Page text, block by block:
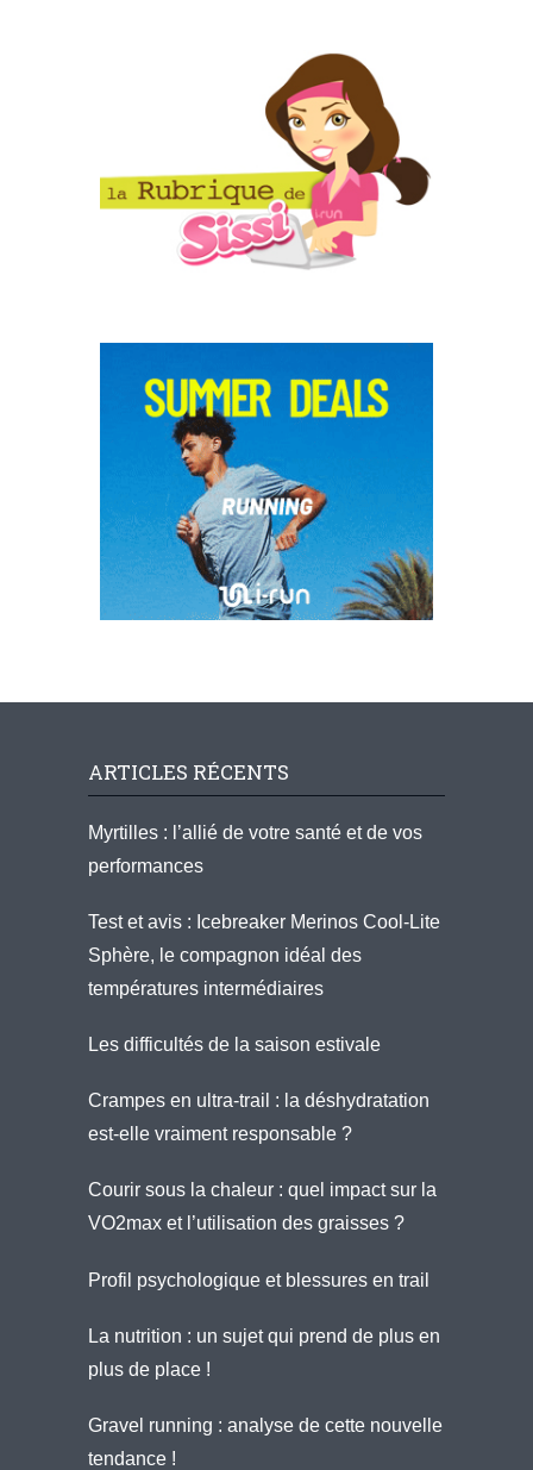
ARTICLES RÉCENTS
Myrtilles : l’allié de votre santé et de vos
performances
Test et avis : Icebreaker Merinos Cool-Lite
Sphère, le compagnon idéal des
températures intermédiaires
Les difficultés de la saison estivale
Crampes en ultra-trail : la déshydratation
est-elle vraiment responsable ?
Courir sous la chaleur : quel impact sur la
VO2max et l’utilisation des graisses ?
Profil psychologique et blessures en trail
La nutrition : un sujet qui prend de plus en
plus de place !
Gravel running : analyse de cette nouvelle
tendance !